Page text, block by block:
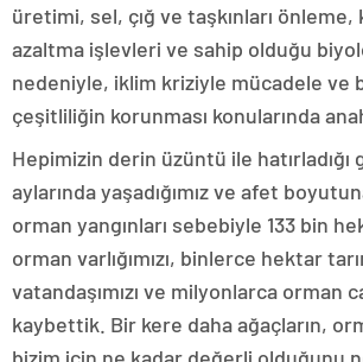
üretimi, sel, çığ ve taşkınları
azaltma işlevleri ve sahip olduğu
nedeniyle, iklim kriziyle mücadele ve
çeşitliliğin korunması konularında
Hepimizin derin üzüntü ile hatırladığı
aylarında yaşadığımız ve afet
orman yangınları sebebiyle 133 bin
orman varlığımızı, binlerce hektar
vatandaşımızı ve milyonlarca orman
kaybettik. Bir kere daha ağaçların,